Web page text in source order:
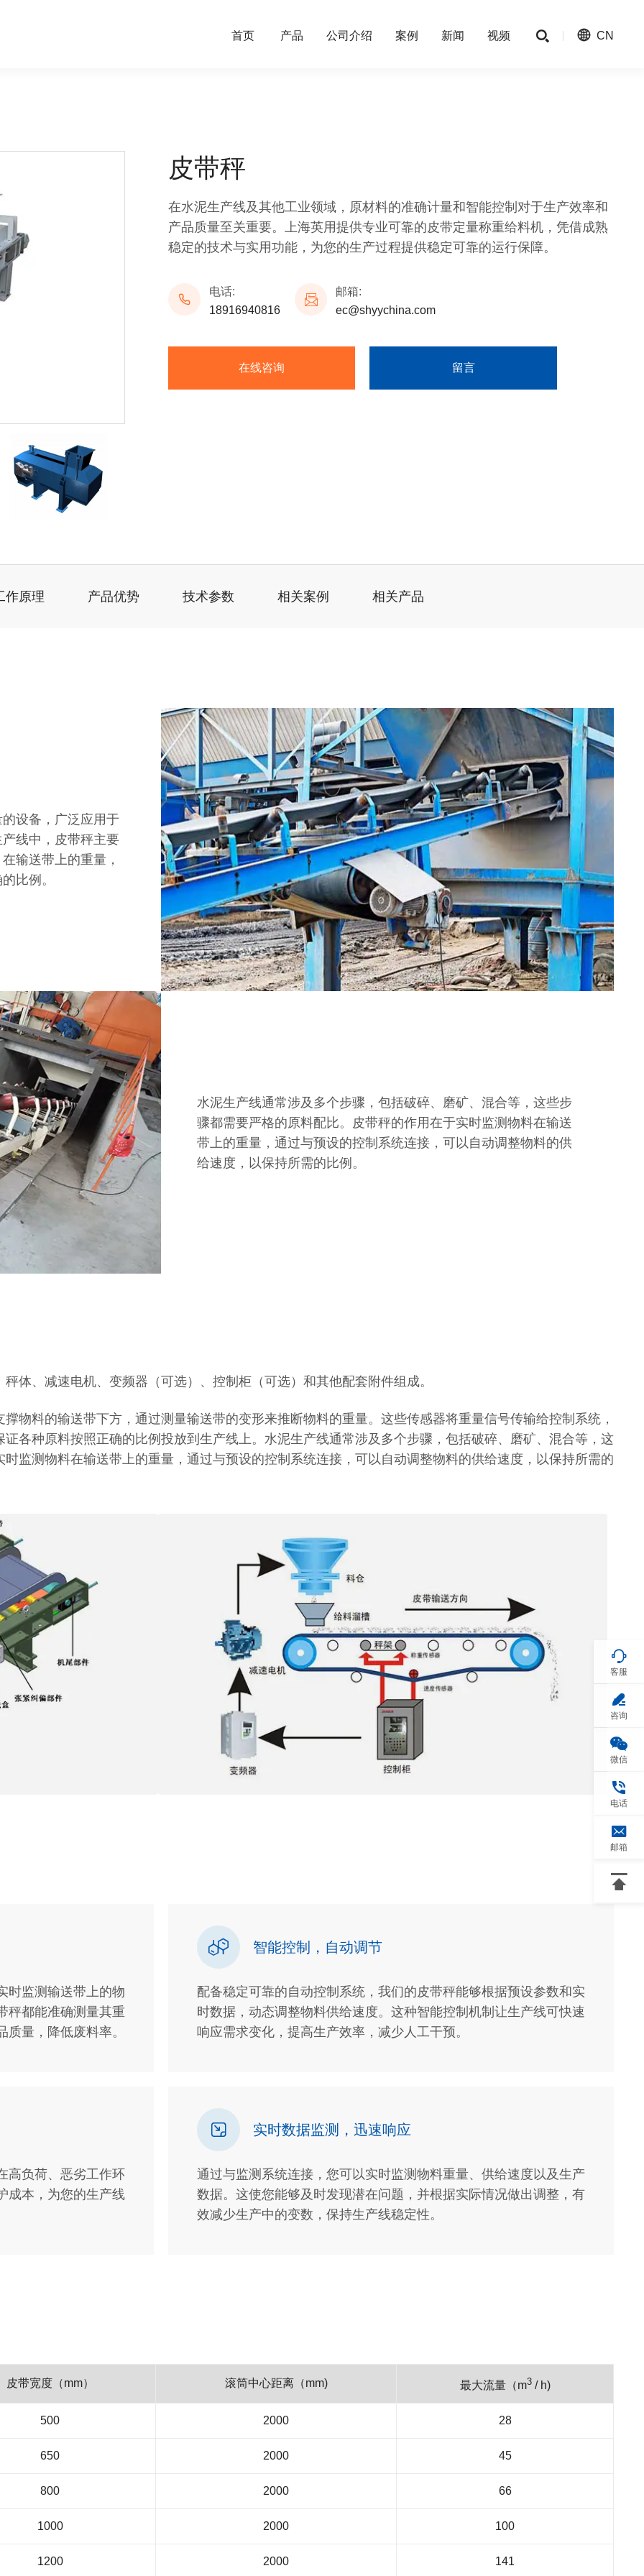
首页 产品 公司介绍 案例 新闻 视频   CN
皮带秤
在水泥生产线及其他工业领域，原材料的准确计量和智能控制对于生产效率和
产品质量至关重要。上海英用提供专业可靠的皮带定量称重给料机，凭借成熟
稳定的技术与实用功能，为您的生产过程提供稳定可靠的运行保障。

电话:
18916940816

邮箱:
ec@shyychina.com
在线咨询 留言
作原理 产品优势 技术参数 相关案例 相关产品
设备，广泛应用于
线中，皮带秤主要
输送带上的重量，
比例。
水泥生产线通常涉及多个步骤，包括破碎、磨矿、混合等，这些步
骤都需要严格的原料配比。皮带秤的作用在于实时监测物料在输送
带上的重量，通过与预设的控制系统连接，可以自动调整物料的供
给速度，以保持所需的比例。
体、减速电机、变频器（可选）、控制柜（可选）和其他配套附件组成。
物料的输送带下方，通过测量输送带的变形来推断物料的重量。这些传感器将重量信号传输给控制系统，
各种原料按照正确的比例投放到生产线上。水泥生产线通常涉及多个步骤，包括破碎、磨矿、混合等，这
监测物料在输送带上的重量，通过与预设的控制系统连接，可以自动调整物料的供给速度，以保持所需的
时监测输送带上的物
秤都能准确测量其重
量，降低废料率。
 智能控制，自动调节
配备稳定可靠的自动控制系统，我们的皮带秤能够根据预设参数和实
时数据，动态调整物料供给速度。这种智能控制机制让生产线可快速
响应需求变化，提高生产效率，减少人工干预。
高负荷、恶劣工作环
成本，为您的生产线
 实时数据监测，迅速响应
通过与监测系统连接，您可以实时监测物料重量、供给速度以及生产
数据。这使您能够及时发现潜在问题，并根据实际情况做出调整，有
效减少生产中的变数，保持生产线稳定性。
皮带宽度（mm） 滚筒中心距离（mm) 最大流量（m3 / h)
500 2000 28
650 2000 45
800 2000 66
1000 2000 100
1200 2000 141

客服

咨询

微信

电话

邮箱
